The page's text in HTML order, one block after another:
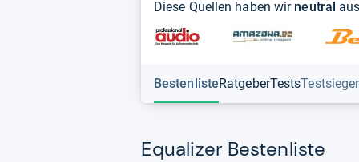
Pfeiltasten
Diese Quellen haben wir neutral
BestenlisteRatgeberTestsTestsieger
Equalizer Bestenliste